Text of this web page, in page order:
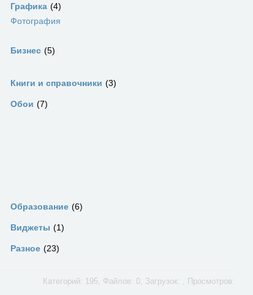
Графика
4
Фотография
Бизнес 5
Книги и справочники 3
Обои 7
Образование 6
Виджеты 1
Разное 23
Категорий: 195, Файлов: 0, Загрузок: , Просмотров: